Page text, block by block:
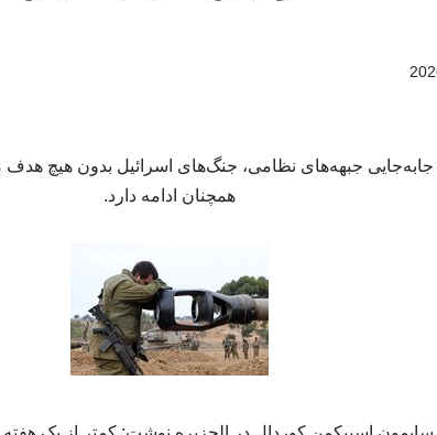
جبهه‌های نظامی، جنگ‌های اسرائیل بدون هیچ هدف
همچنان ادامه دارد.